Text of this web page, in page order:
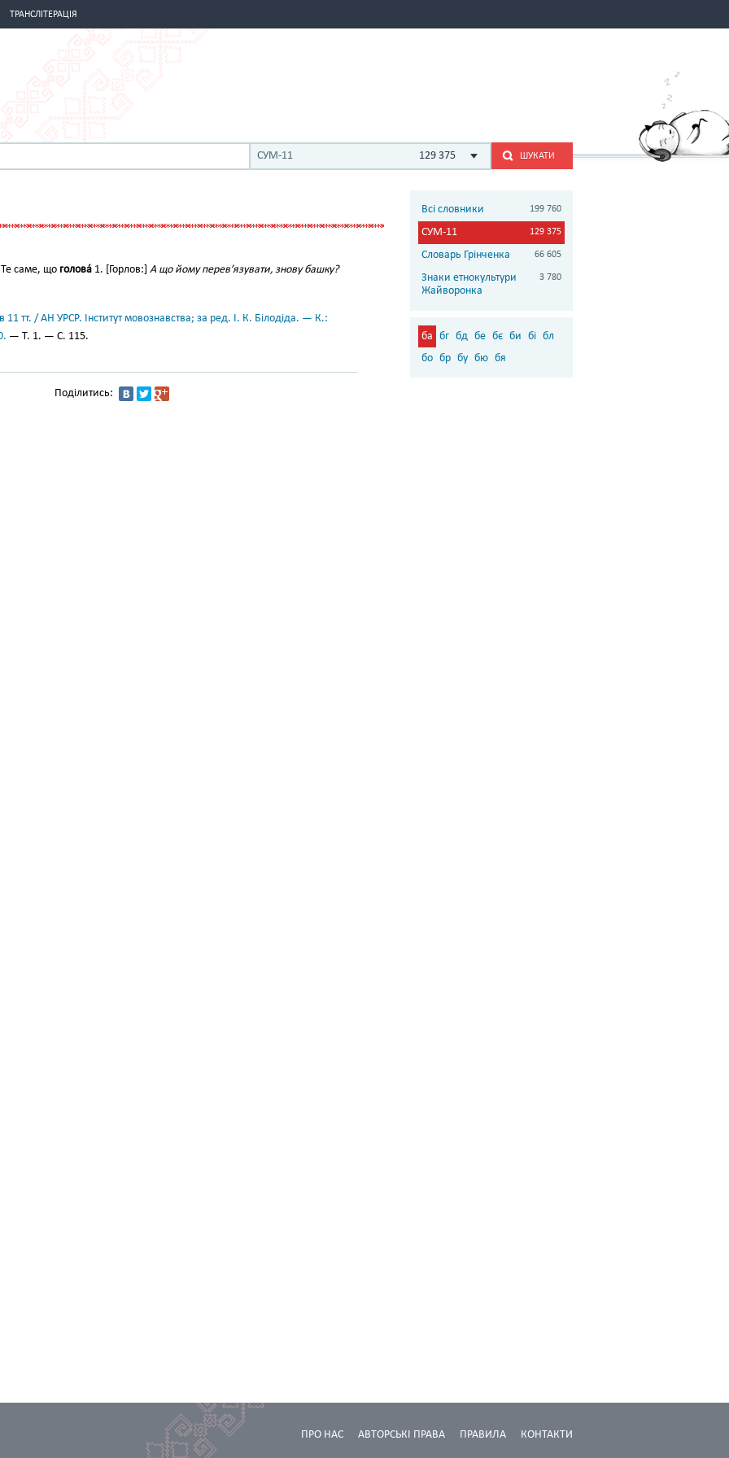
ТРАНСЛІТЕРАЦІЯ
СУМ-11 129 375 ШУКАТИ
Те саме, що голова́ 1. [Горлов:] А що йому перев’язувати, знову башку?
11 тт. / АН УРСР. Інститут мовознавства; за ред. І. К. Білодіда. — К.:
— Т. 1. — С. 115.
Поділитись:
Всі словники 199 760
СУМ-11 129 375
Словарь Грінченка 66 605
Знаки етнокультури
Жайворонка
3 780
ба бг бд бе бє би бі бл
бо бр бу бю бя
КОНТАКТИ
ПРАВИЛА
АВТОРСЬКІ ПРАВА
ПРО НАС